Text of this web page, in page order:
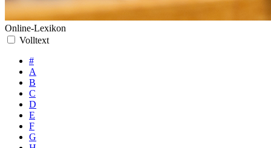
Online-Lexikon
Volltext
#
A
B
C
D
E
F
G